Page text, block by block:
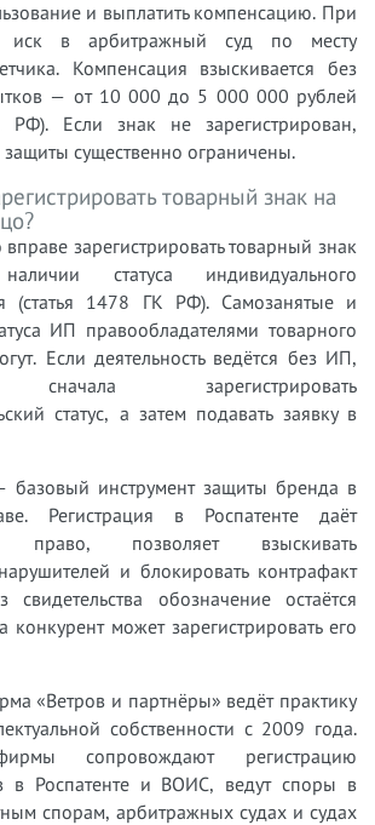
и выплатить компенсацию. При
иск в арбитражный суд по месту
Компенсация взыскивается без
— от 10 000 до 5 000 000 рублей
РФ). Если знак не зарегистрирован,
существенно ограничены.
товарный знак на
зарегистрировать товарный знак
статуса индивидуального
(статья 1478 ГК РФ). Самозанятые и
ИП правообладателями товарного
Если деятельность ведётся без ИП,
сначала зарегистрировать
статус, а затем подавать заявку в
базовый инструмент защиты бренда в
Регистрация в Роспатенте даёт
право, позволяет взыскивать
и блокировать контрафакт
обозначение остаётся
может зарегистрировать его
«Ветров и партнёры» ведёт практику
собственности с 2009 года.
сопровождают регистрацию
в Роспатенте и ВОИС, ведут споры в
спорам, арбитражных судах и судах